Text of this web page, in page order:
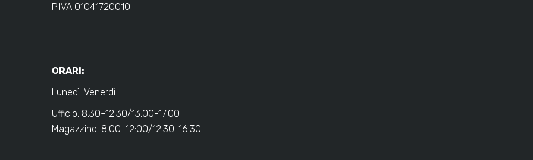
P.IVA 01041720010
ORARI:
Lunedì-Venerdì
Ufficio: 8:30–12:30/13.00-17.00
Magazzino: 8:00–12:00/12.30-16.30